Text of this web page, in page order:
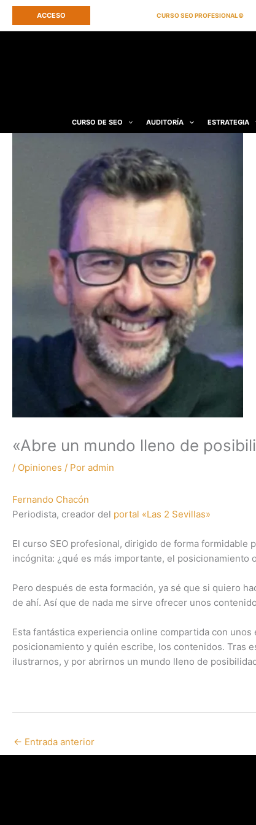
ACCESO CURSO SEO PROFESIONAL©
CURSO DE SEO AUDITORÍA ESTRATEGIA
«Abre un mundo lleno de
/ Opiniones / Por admin
Fernando Chacón
Periodista, creador del portal «Las 2 Sevillas»
El curso SEO profesional, dirigido de forma formidable
incógnita: ¿qué es más importante, el posicionamiento
Pero después de esta formación, ya sé que si quiero
de ahí. Así que de nada me sirve ofrecer unos
Esta fantástica experiencia online compartida con
posicionamiento y quién escribe, los contenidos. Tras
ilustrarnos, y por abrirnos un mundo lleno de
← Entrada anterior